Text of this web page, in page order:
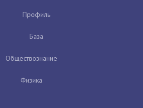
Профиль
База
Обществознание
Физика